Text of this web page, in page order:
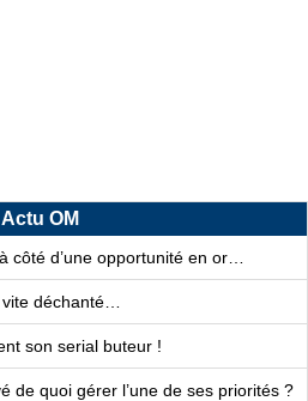
Actu OM
côté d’une opportunité en or…
déchanté…
son serial buteur !
de quoi gérer l’une de ses priorités ?